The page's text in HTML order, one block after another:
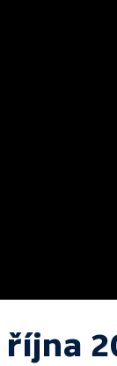
října